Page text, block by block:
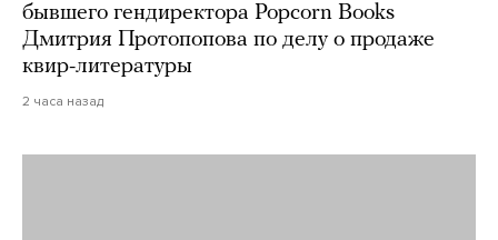
бывшего гендиректора Popcorn Books
Дмитрия Протопопова по делу о продаже
квир-литературы
2 часа назад